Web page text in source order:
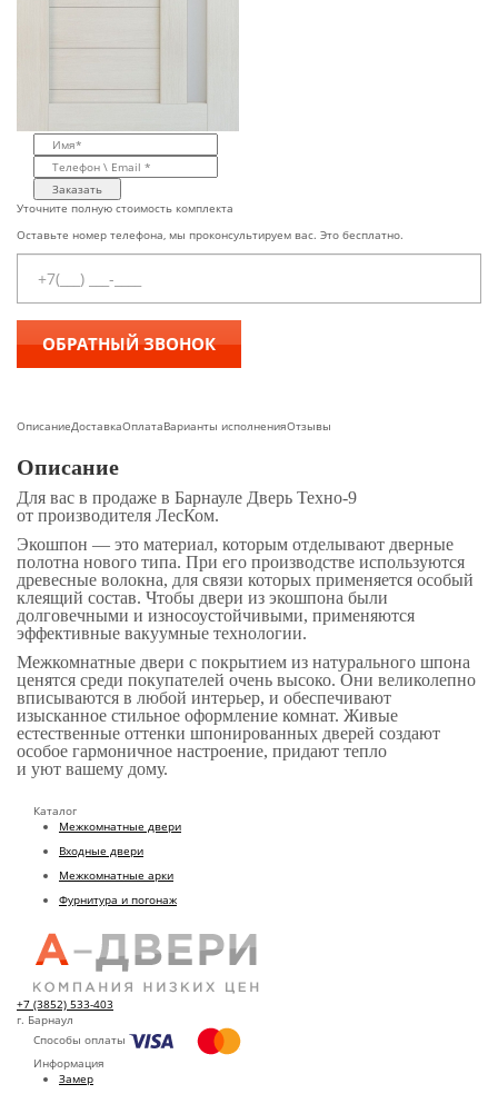
Заказать
Уточните полную стоимость комплекта
Оставьте номер телефона, мы проконсультируем вас. Это бесплатно.
ОписаниеДоставкаОплатаВарианты исполненияОтзывы
Описание
Для вас в продаже в Барнауле Дверь Техно-9
от производителя ЛесКом.
Экошпон — это материал, которым отделывают дверные
полотна нового типа. При его производстве используются
древесные волокна, для связи которых применяется особый
клеящий состав. Чтобы двери из экошпона были
долговечными и износоустойчивыми, применяются
эффективные вакуумные технологии.
Межкомнатные двери с покрытием из натурального шпона
ценятся среди покупателей очень высоко. Они великолепно
вписываются в любой интерьер, и обеспечивают
изысканное стильное оформление комнат. Живые
естественные оттенки шпонированных дверей создают
особое гармоничное настроение, придают тепло
и уют вашему дому.
Каталог
Межкомнатные двери
Входные двери
Межкомнатные арки
Фурнитура и погонаж
+7 (3852) 533-403
г. Барнаул
Способы оплаты
Информация
Замер